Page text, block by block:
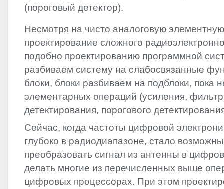
(пороговый детектор).
Несмотря на чисто аналоговую
проектирование сложного
подобно проектированию программной
разбиваем систему на слабосвязанные
блоки, блоки разбиваем на подблоки, пока
элементарных операций (усиления,
детектирования, порогового
Сейчас, когда частоты цифровой
глубоко в радиодиапазоне, стало
преобразовать сигнал из антенны в
делать многие из перечисленных выше
цифровых процессорах. При этом